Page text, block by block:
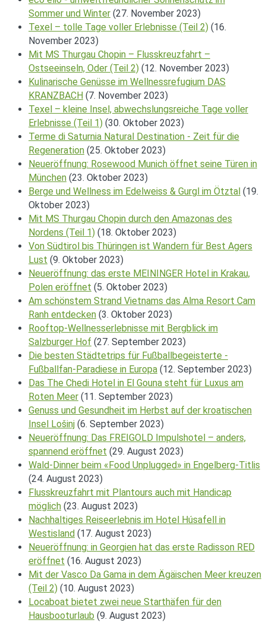
Sommer und Winter (27. November 2023)
Texel – tolle Tage voller Erlebnisse (Teil 2) (16.
November 2023)
Mit MS Thurgau Chopin – Flusskreuzfahrt –
Ostseeinseln, Oder (Teil 2) (12. November 2023)
Kulinarische Genüsse im Wellnessrefugium DAS
KRANZBACH (7. November 2023)
Texel – kleine Insel, abwechslungsreiche Tage voller
Erlebnisse (Teil 1) (30. Oktober 2023)
Terme di Saturnia Natural Destination - Zeit für die
Regeneration (25. Oktober 2023)
Neueröffnung: Rosewood Munich öffnet seine Türen in
München (23. Oktober 2023)
Berge und Wellness im Edelweiss & Gurgl im Ötztal (19.
Oktober 2023)
Mit MS Thurgau Chopin durch den Amazonas des
Nordens (Teil 1) (18. Oktober 2023)
Von Südtirol bis Thüringen ist Wandern für Best Agers
Lust (9. Oktober 2023)
Neueröffnung: das erste MEININGER Hotel in Krakau,
Polen eröffnet (5. Oktober 2023)
Am schönstem Strand Vietnams das Alma Resort Cam
Ranh entdecken (3. Oktober 2023)
Rooftop-Wellnesserlebnisse mit Bergblick im
Salzburger Hof (27. September 2023)
Die besten Städtetrips für Fußballbegeisterte -
Fußballfan-Paradiese in Europa (12. September 2023)
Das The Chedi Hotel in El Gouna steht für Luxus am
Roten Meer (11. September 2023)
Genuss und Gesundheit im Herbst auf der kroatischen
Insel Lošinj (6. September 2023)
Neueröffnung: Das FREIGOLD Impulshotel – anders,
spannend eröffnet (29. August 2023)
Wald-Dinner beim «Food Unplugged» in Engelberg-Titlis
(24. August 2023)
Flusskreuzfahrt mit Plantours auch mit Handicap
möglich (23. August 2023)
Nachhaltiges Reiseerlebnis im Hotel Húsafell in
Westisland (17. August 2023)
Neueröffnung: in Georgien hat das erste Radisson RED
eröffnet (16. August 2023)
Mit der Vasco Da Gama in dem Ägäischen Meer kreuzen
(Teil 2) (10. August 2023)
Locaboat bietet zwei neue Starthäfen für den
Hausbooturlaub (9. August 2023)